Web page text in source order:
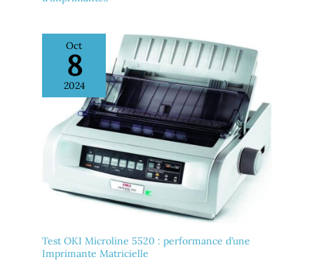
Oct
8
2024
Test OKI Microline 5520 : performance d’une
Imprimante Matricielle